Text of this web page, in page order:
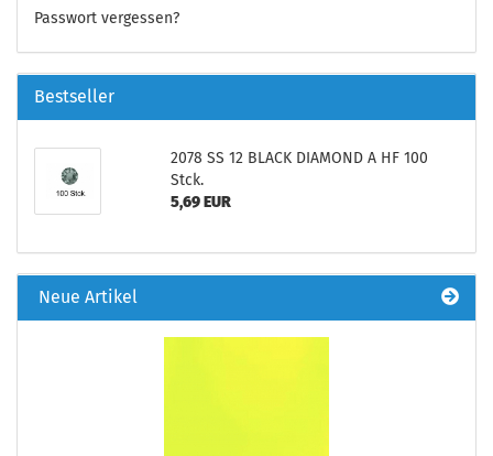
Passwort vergessen?
Bestseller
2078 SS 12 BLACK DIAMOND A HF 100
Stck.
5,69 EUR
Neue Artikel